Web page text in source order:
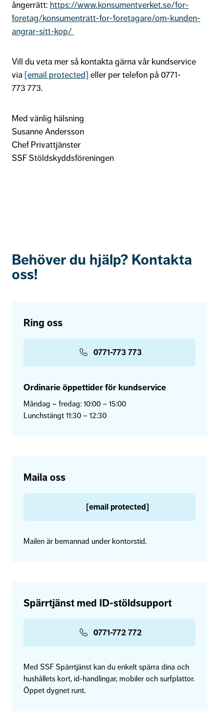
ångerrätt: https://www.konsumentverket.se/for-
foretag/konsumentratt-for-foretagare/om-kunden-
angrar-sitt-kop/
Vill du veta mer så kontakta gärna vår kundservice
via [email protected] eller per telefon på 0771-
773 773.
Med vänlig hälsning
Susanne Andersson
Chef Privattjänster
SSF Stöldskyddsföreningen
Behöver du hjälp? Kontakta
oss!
Ring oss
0771-773 773
Ordinarie öppettider för kundservice
Måndag – fredag: 10:00 – 15:00
Lunchstängt 11:30 – 12:30
Maila oss
[email protected]
Mailen är bemannad under kontorstid.
Spärrtjänst med ID-stöldsupport
0771-772 772
Med SSF Spärrtjänst kan du enkelt spärra dina och
hushållets kort, id-handlingar, mobiler och surfplattor.
Öppet dygnet runt.